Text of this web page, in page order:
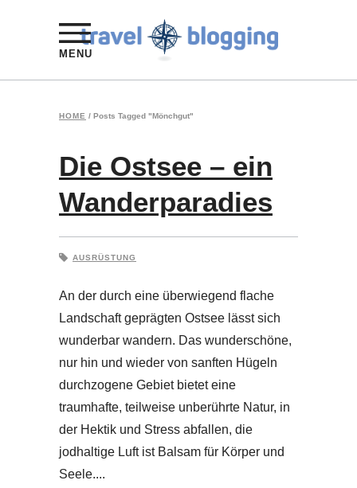
MENU
HOME / Posts Tagged "Mönchgut"
Die Ostsee – ein
Wanderparadies
AUSRÜSTUNG
An der durch eine überwiegend flache
Landschaft geprägten Ostsee lässt sich
wunderbar wandern. Das wunderschöne,
nur hin und wieder von sanften Hügeln
durchzogene Gebiet bietet eine
traumhafte, teilweise unberührte Natur, in
der Hektik und Stress abfallen, die
jodhaltige Luft ist Balsam für Körper und
Seele.